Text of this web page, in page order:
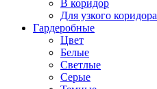
В коридор
Для узкого коридора
Гардеробные
Цвет
Белые
Светлые
Серые